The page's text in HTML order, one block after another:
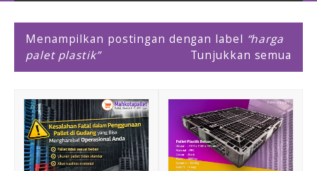
HOME
PALLET PLASTIK
Nestable
One Way Series
Menampilkan postingan dengan label harga
palet plastik
Tunjukkan semua